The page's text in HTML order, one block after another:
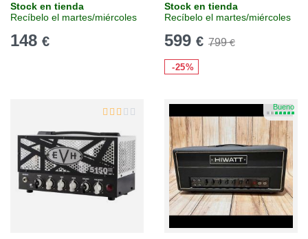
Stock en tienda
Recíbelo el martes/miércoles
148 €
Stock en tienda
Recíbelo el martes/miércoles
599 € 799€
-25%
Bueno